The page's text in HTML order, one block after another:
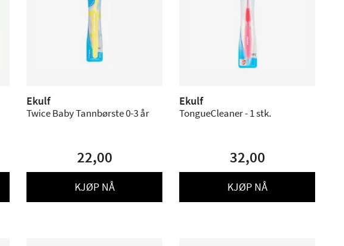
Ekulf
Twice Baby Tannbørste 0-3 år
22,00
KJØP NÅ
Ekulf
TongueCleaner - 1 stk.
32,00
KJØP NÅ